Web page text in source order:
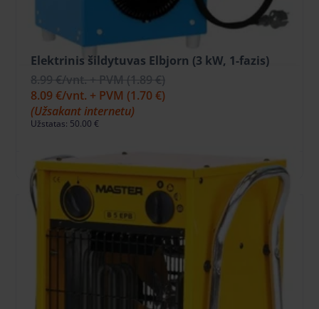
Elektrinis šildytuvas Elbjorn (3 kW, 1-fazis)
8.99 €/vnt. + PVM(1.89 €)
8.09 €/vnt. + PVM (1.70 €)
(Užsakant internetu)
Užstatas: 50.00 €
Į KREPŠELĮ